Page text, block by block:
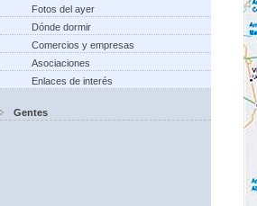
Fotos del ayer
Dónde dormir
Comercios y empresas
Asociaciones
Enlaces de interés
Gentes